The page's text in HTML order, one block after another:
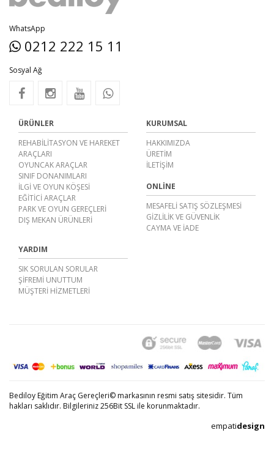
WhatsApp
0212 222 15 11
Sosyal Ağ
ÜRÜNLER
REHABİLİTASYON VE HAREKET
ARAÇLARI
OYUNCAK ARAÇLAR
SINIF DONANIMLARI
İLGİ VE OYUN KÖŞESİ
EĞİTİCİ ARAÇLAR
PARK VE OYUN GEREÇLERİ
DIŞ MEKAN ÜRÜNLERİ
KURUMSAL
HAKKIMIZDA
ÜRETIM
İLETIŞIM
ONLINE
MESAFELI SATIŞ SÖZLEŞMESI
GIZLILIK VE GÜVENLIK
CAYMA VE İADE
YARDIM
SIK SORULAN SORULAR
ŞIFREMI UNUTTUM
MÜŞTERI HIZMETLERI
Bediloy Eğitim Araç Gereçleri© markasının resmi satış sitesidir. Tüm
hakları saklıdır. Bilgileriniz 256Bit SSL ile korunmaktadır.
empatidesign